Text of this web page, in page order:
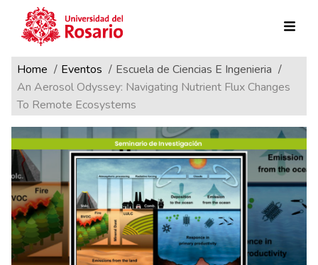
Pasar al contenido principal
Ruta de navegación
Home Eventos
Escuela de Ciencias E Ingenieria
An Aerosol Odyssey: Navigating Nutrient Flux Changes
To Remote Ecosystems